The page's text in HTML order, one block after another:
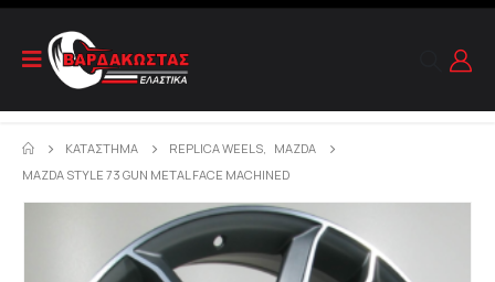
ΚΑΤΆΣΤΗΜΑ REPLICA WEELS
MAZDA
MAZDA STYLE 73 GUN METAL FACE MACHINED